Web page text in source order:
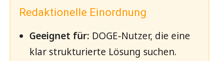
Redaktionelle Einordnung
Geeignet für: DOGE-Nutzer, die eine
klar strukturierte Lösung suchen.